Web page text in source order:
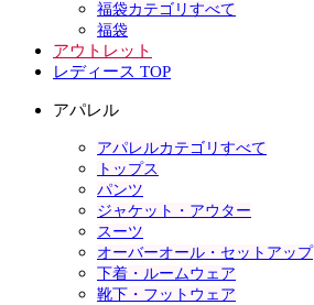
福袋カテゴリすべて
福袋
アウトレット
レディース TOP
アパレル
アパレルカテゴリすべて
トップス
パンツ
ジャケット・アウター
スーツ
オーバーオール・セットアップ
下着・ルームウェア
靴下・フットウェア